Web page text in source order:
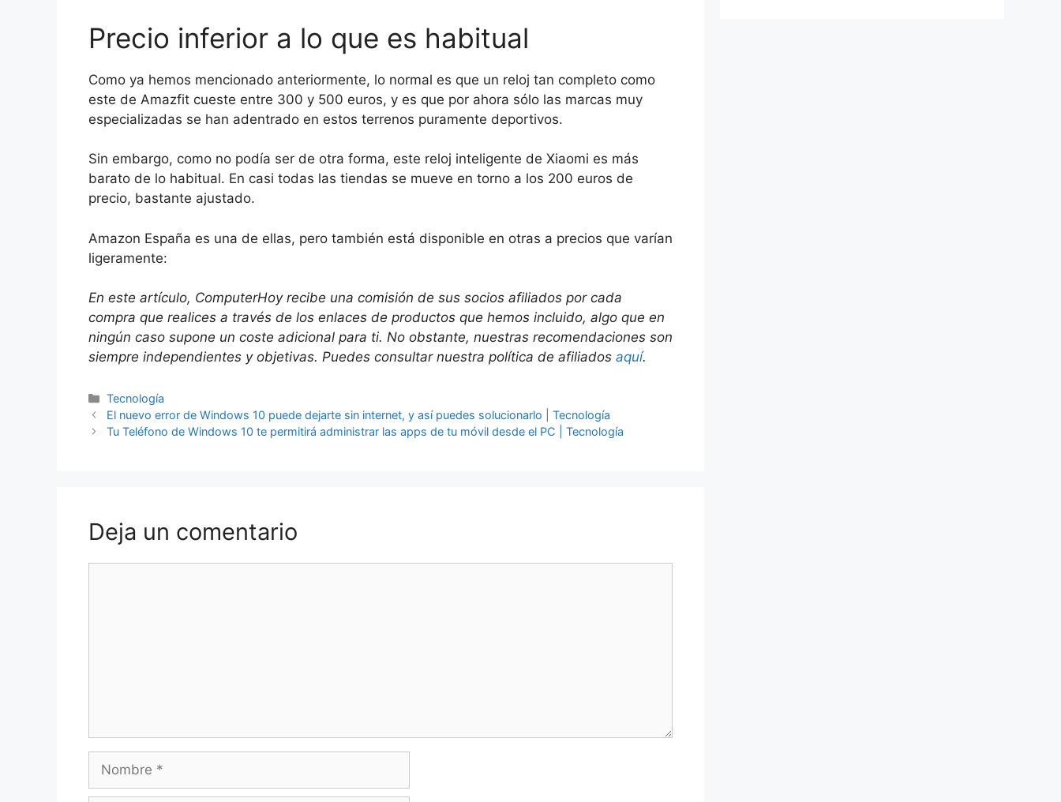
Precio inferior a lo que es habitual
Como ya hemos mencionado anteriormente, lo normal es que un reloj tan completo como
este de Amazfit cueste entre 300 y 500 euros, y es que por ahora sólo las marcas muy
especializadas se han adentrado en estos terrenos puramente deportivos.
Sin embargo, como no podía ser de otra forma, este reloj inteligente de Xiaomi es más
barato de lo habitual. En casi todas las tiendas se mueve en torno a los 200 euros de
precio, bastante ajustado.
Amazon España es una de ellas, pero también está disponible en otras a precios que varían
ligeramente:
En este artículo, ComputerHoy recibe una comisión de sus socios afiliados por cada
compra que realices a través de los enlaces de productos que hemos incluido, algo que en
ningún caso supone un coste adicional para ti. No obstante, nuestras recomendaciones son
siempre independientes y objetivas. Puedes consultar nuestra política de afiliados aquí.
Categorías
Tecnología
El nuevo error de Windows 10 puede dejarte sin internet, y así puedes solucionarlo | Tecnología
Tu Teléfono de Windows 10 te permitirá administrar las apps de tu móvil desde el PC | Tecnología
Deja un comentario
Nombre